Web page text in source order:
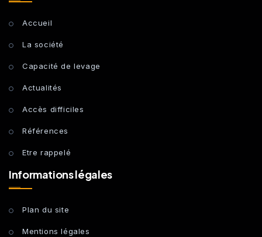
Accueil
La société
Capacité de levage
Actualités
Accès difficiles
Références
Etre rappelé
Informations légales
Plan du site
Mentions légales